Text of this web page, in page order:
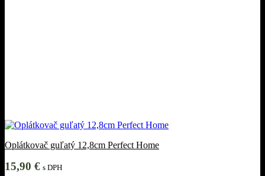
Oplátkovač guľatý 12,8cm Perfect Home
15,90 € s DPH